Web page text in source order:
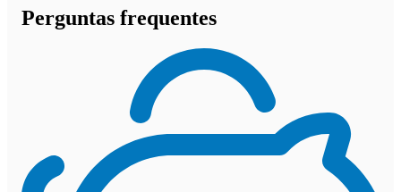
Perguntas frequentes